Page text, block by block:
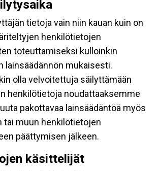
tietoja vain niin kauan kuin on
henkilötietojen
toteuttamiseksi kulloinkin
lainsäädännön mukaisesti.
olla velvoitettuja säilyttämään
henkilötietoja noudattaaksemme
pakottavaa lainsäädäntöä myös
tai muun henkilötietojen
päättymisen jälkeen.
käsittelijät